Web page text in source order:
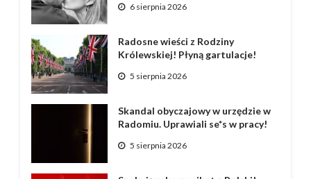
6 sierpnia 2026
Radosne wieści z Rodziny
Królewskiej! Płyną gartulacje!
5 sierpnia 2026
Skandal obyczajowy w urzędzie w
Radomiu. Uprawiali se*s w pracy!
5 sierpnia 2026